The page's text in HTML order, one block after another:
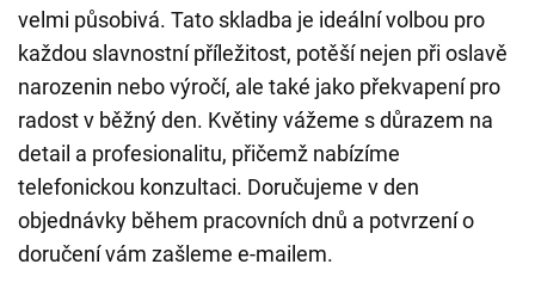
velmi působivá. Tato skladba je ideální volbou pro
každou slavnostní příležitost, potěší nejen při oslavě
narozenin nebo výročí, ale také jako překvapení pro
radost v běžný den. Květiny vážeme s důrazem na
detail a profesionalitu, přičemž nabízíme
telefonickou konzultaci. Doručujeme v den
objednávky během pracovních dnů a potvrzení o
doručení vám zašleme e-mailem.